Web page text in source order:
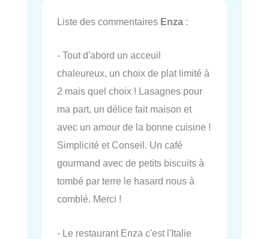
Liste des commentaires Enza :
- Tout d'abord un acceuil
chaleureux, un choix de plat limité à
2 mais quel choix ! Lasagnes pour
ma part, un délice fait maison et
avec un amour de la bonne cuisine !
Simplicité et Conseil. Un café
gourmand avec de petits biscuits à
tombé par terre le hasard nous à
comblé. Merci !
- Le restaurant Enza c'est l'Italie